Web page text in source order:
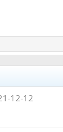
12-12